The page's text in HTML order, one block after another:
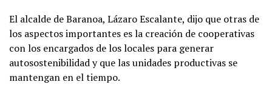
El alcalde de Baranoa, Lázaro Escalante, dijo que otras de
los aspectos importantes es la creación de cooperativas
con los encargados de los locales para generar
autosostenibilidad y que las unidades productivas se
mantengan en el tiempo.